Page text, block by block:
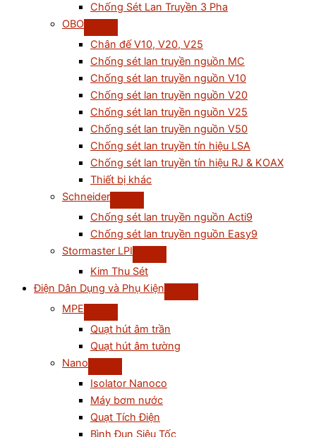
Chống Sét Lan Truyền 3 Pha
OBO
Chân đế V10, V20, V25
Chống sét lan truyền nguồn MC
Chống sét lan truyền nguồn V10
Chống sét lan truyền nguồn V20
Chống sét lan truyền nguồn V25
Chống sét lan truyền nguồn V50
Chống sét lan truyền tín hiệu LSA
Chống sét lan truyền tín hiệu RJ & KOAX
Thiết bị khác
Schneider
Chống sét lan truyền nguồn Acti9
Chống sét lan truyền nguồn Easy9
Stormaster LPI
Kim Thu Sét
Điện Dân Dụng và Phụ Kiện
MPE
Quạt hút âm trần
Quạt hút âm tường
Nano
Isolator Nanoco
Máy bơm nước
Quạt Tích Điện
Bình Đun Siêu Tốc